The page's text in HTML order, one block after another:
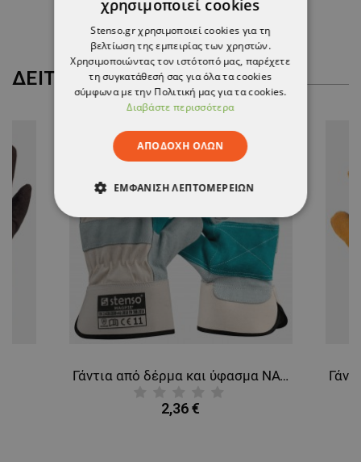
2,01 €
ΔΕΊΤΕ ΠΕΡΙΣΣΌΤΕΡΑ
Γάντια από δέρμα και ύφασμα NAVARRE
2,36 €
χρησιμοποιεί cookies
Stenso.gr χρησιμοποιεί cookies για τη
βελτίωση της εμπειρίας των χρηστών.
Χρησιμοποιώντας τον ιστότοπό μας, παρέχετε
τη συγκατάθεσή σας για όλα τα cookies
σύμφωνα με την Πολιτική μας για τα cookies.
Διαβάστε περισσότερα
ΑΠΟΔΟΧΉ ΌΛΩΝ
ΕΜΦΆΝΙΣΗ ΛΕΠΤΟΜΕΡΕΙΏΝ
ΑΠΟΛΎΤΩΣ ΑΠΑΡΑΊΤΗΤΑ
ΑΠΌΔΟΣΗΣ ΣΤΌΧΕΥΣΗΣ
ΛΕΙΤΟΥΡΓΙΚΌΤΗΤΑΣ
ΜΗ ΤΑΞΙΝΟΜΗΜΈΝΑ